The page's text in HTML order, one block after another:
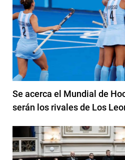
Se acerca el Mundial de
serán los rivales de Los